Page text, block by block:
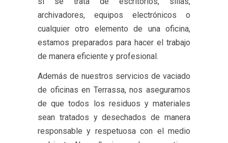
archivadores, equipos electrónicos o
cualquier otro elemento de una oficina,
estamos preparados para hacer el trabajo
de manera eficiente y profesional.
Además de nuestros servicios de vaciado
de oficinas en Terrassa, nos aseguramos
de que todos los residuos y materiales
sean tratados y desechados de manera
responsable y respetuosa con el medio